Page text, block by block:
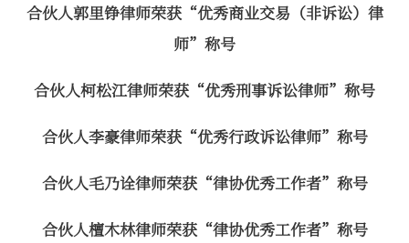
合伙人郭里铮律师荣获“优秀商业交易（非诉讼）律
师”称号
合伙人柯松江律师荣获“优秀刑事诉讼律师”称号
合伙人李豪律师荣获“优秀行政诉讼律师”称号
合伙人毛乃诠律师荣获“律协优秀工作者”称号
合伙人檀木林律师荣获“律协优秀工作者”称号